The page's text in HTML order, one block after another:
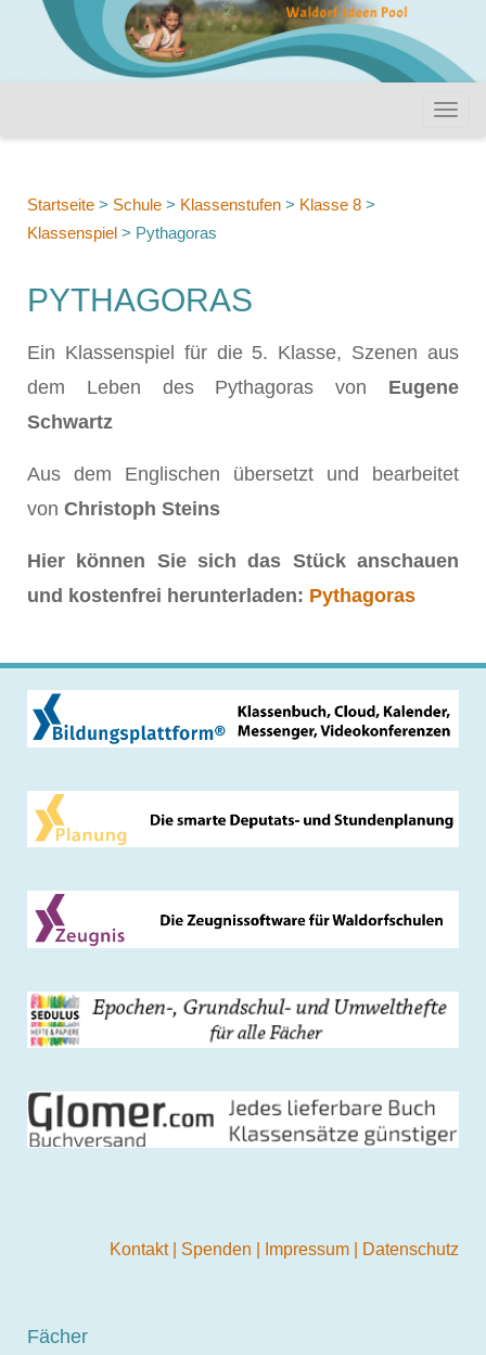
Startseite > Schule > Klassenstufen > Klasse 8 >
Klassenspiel > Pythagoras
PYTHAGORAS
Ein Klassenspiel für die 5. Klasse, Szenen aus
dem Leben des Pythagoras von Eugene
Schwartz
Aus dem Englischen übersetzt und bearbeitet
von Christoph Steins
Hier können Sie sich das Stück anschauen
und kostenfrei herunterladen: Pythagoras
Kontakt Spenden Impressum Datenschutz
Fächer